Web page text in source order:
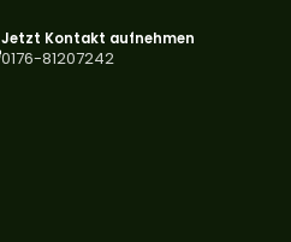
Jetzt Kontakt aufnehmen
0176-81207242